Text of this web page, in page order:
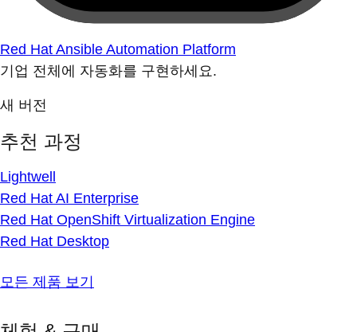
Red Hat Ansible Automation Platform
기업 전체에 자동화를 구현하세요.
새 버전
추천 과정
Lightwell
Red Hat AI Enterprise
Red Hat OpenShift Virtualization Engine
Red Hat Desktop
모든 제품 보기